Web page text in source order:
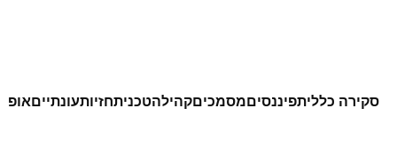
סקירה כלליתפיננסיםמסמכיםקהילהטכניתחזיותעונתיים